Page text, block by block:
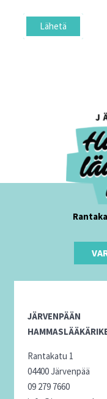
Lähetä
JÄRVENPÄÄN
Rantakatu 1
04400 Järvenpää
09 279 7660